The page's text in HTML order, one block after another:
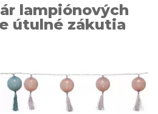
lampiónových
útulné zákutia